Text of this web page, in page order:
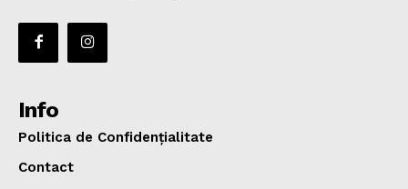
Info
Politica de Confidențialitate
Contact